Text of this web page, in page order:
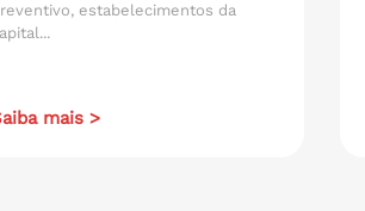
estabelecimentos da
mais >